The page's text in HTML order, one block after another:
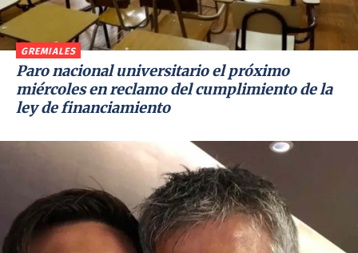
GREMIALES
Paro nacional universitario el próximo
miércoles en reclamo del cumplimiento de la
ley de financiamiento